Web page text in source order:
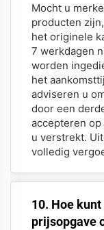
Mocht u
producten
het originele
7 werkdagen
worden
het
adviseren u
door een
accepteren
u verstrekt.
volledig
10. Hoe
prijsopgave